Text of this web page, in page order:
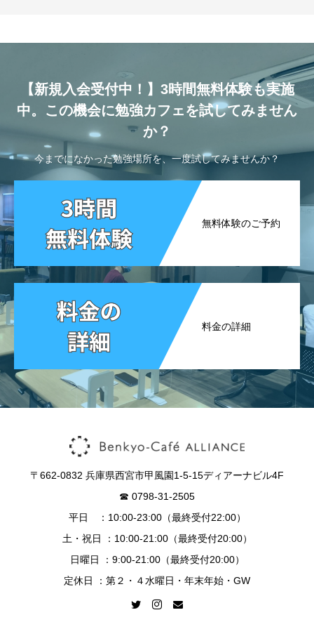
【新規入会受付中！】3時間無料体験も実施
中。この機会に勉強カフェを試してみません
か？
今までになかった勉強場所を、一度試してみませんか？
無料体験のご予約
料金の詳細
〒662-0832 兵庫県西宮市甲風園1-5-15ディアーナビル4F
☎︎ 0798-31-2505
平日 ：10:00-23:00（最終受付22:00）
土・祝日 ：10:00-21:00（最終受付20:00）
日曜日 ：9:00-21:00（最終受付20:00）
定休日 ：第２・４水曜日・年末年始・GW